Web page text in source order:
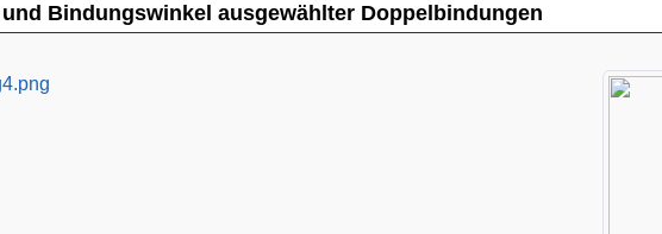
Bindungswinkel ausgewählter Doppelbindungen